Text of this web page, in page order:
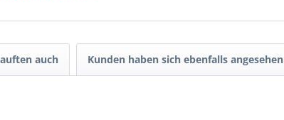
auch Kunden haben sich ebenfalls angesehen